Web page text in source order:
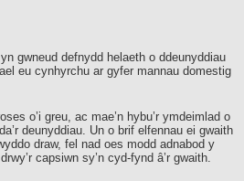
gwneud defnydd helaeth o ddeunyddiau
eu cynhyrchu ar gyfer mannau domestig
o’i greu, ac mae’n hybu’r ymdeimlad o
deunyddiau. Un o brif elfennau ei gwaith
draw, fel nad oes modd adnabod y
capsiwn sy’n cyd-fynd â’r gwaith.